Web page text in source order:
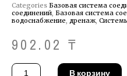
Categories Базовая система
соединений Базовая система
водоснабжение
дренаж
902.02 ₸
Количество
товара
В корзину